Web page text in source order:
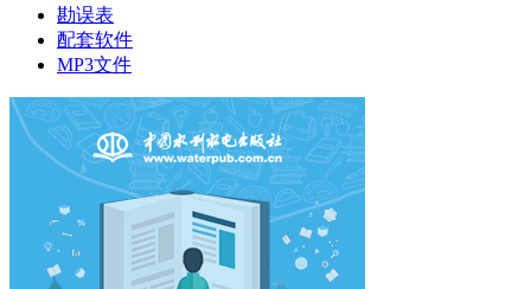
勘误表
配套软件
MP3文件